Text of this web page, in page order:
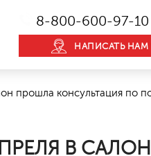
8-800-600-97-10
НАПИСАТЬ НАМ
прошла консультация по
В